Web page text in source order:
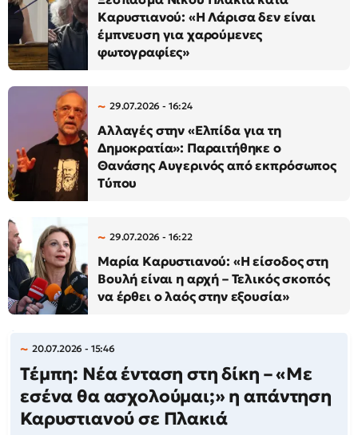
Καρυστιανού: «Η Λάρισα δεν είναι
έμπνευση για χαρούμενες
φωτογραφίες»
29.07.2026 - 16:24
Αλλαγές στην «Ελπίδα για τη
Δημοκρατία»: Παραιτήθηκε ο
Θανάσης Αυγερινός από εκπρόσωπος
Τύπου
29.07.2026 - 16:22
Μαρία Καρυστιανού: «Η είσοδος στη
Βουλή είναι η αρχή – Τελικός σκοπός
να έρθει ο λαός στην εξουσία»
20.07.2026 - 15:46
Τέμπη: Νέα ένταση στη δίκη – «Με
εσένα θα ασχολούμαι;» η απάντηση
Καρυστιανού σε Πλακιά